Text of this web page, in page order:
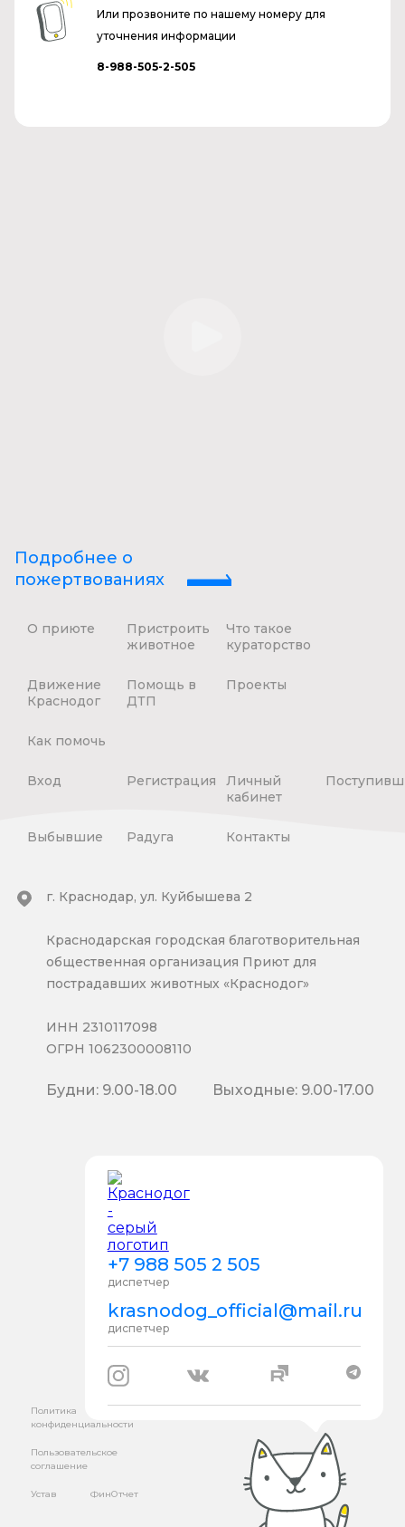
Или прозвоните по нашему номеру для
уточнения информации
8-988-505-2-505
Подробнее о
пожертвованиях
О приюте
Пристроить
животное
Что такое
кураторство
Движение
Краснодог
Помощь в
ДТП
Проекты
Как помочь
Вход Регистрация
Личный
кабинет
Выбывшие Радуга Контакты
+7 988 505 2 505
диспетчер
krasnodog_official@mail.ru
диспетчер
г. Краснодар, ул. Куйбышева 2
Краснодарская городская благотворительная
общественная организация Приют для
пострадавших животных «Краснодог»
ИНН 2310117098
ОГРН 1062300008110
Будни: 9.00-18.00 Выходные: 9.00-17.00
Политика
конфиденциальности
Пользовательское
соглашение
Устав ФинОтчет